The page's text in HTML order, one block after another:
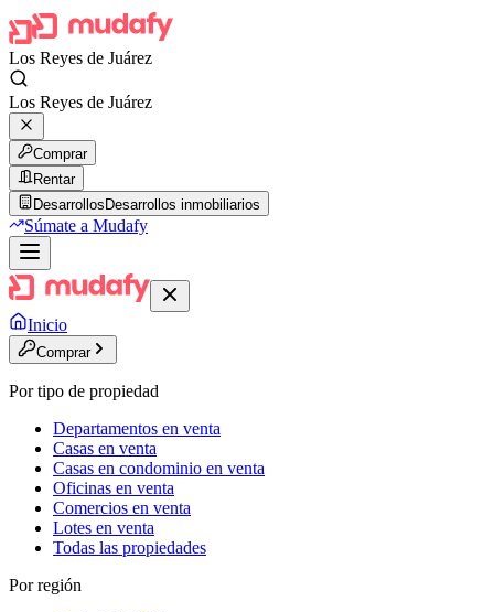
Los Reyes de Juárez
Los Reyes de Juárez
Comprar
Rentar
Desarrollos Desarrollos inmobiliarios
Súmate a Mudafy
Inicio
Comprar
Por tipo de propiedad
Departamentos en venta
Casas en venta
Casas en condominio en venta
Oficinas en venta
Comercios en venta
Lotes en venta
Todas las propiedades
Por región